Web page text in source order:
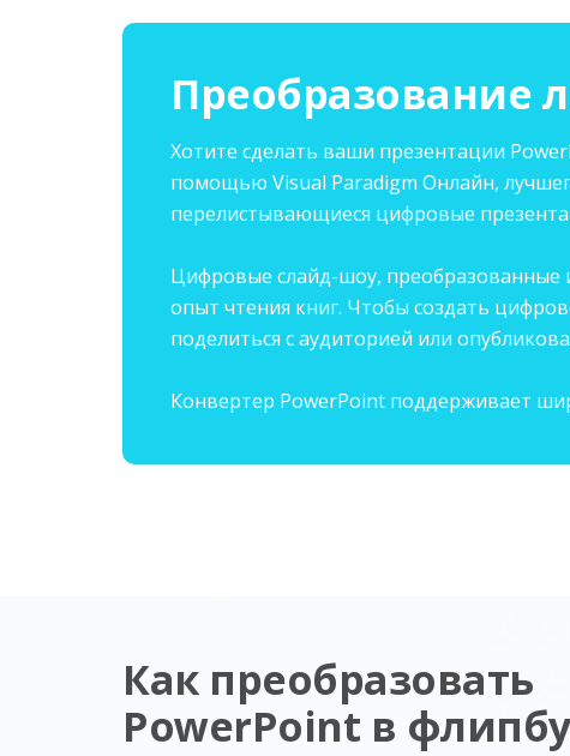
Преобразование
Хотите сделать ваши презентации
помощью Visual Paradigm Онлайн,
перелистывающиеся цифровые
Цифровые слайд-шоу, преобразованные
опыт чтения книг. Чтобы создать
поделиться с аудиторией или
Конвертер PowerPoint поддерживает
Как преобразовать
PowerPoint в